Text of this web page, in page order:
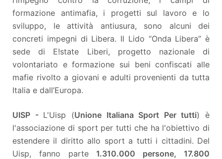
formazione antimafia, i progetti sul lavoro e lo
sviluppo, le attività antiusura, sono alcuni dei
concreti impegni di Libera. Il Lido “Onda Libera” è
sede di E!state Liberi, progetto nazionale di
volontariato e formazione sui beni confiscati alle
mafie rivolto a giovani e adulti provenienti da tutta
Italia e dall’Europa.
UISP - L'Uisp (Unione Italiana Sport Per tutti) è
l'associazione di sport per tutti che ha l'obiettivo di
estendere il diritto allo sport a tutti i cittadini. Del
Uisp, fanno parte1.310.000 persone,17.800